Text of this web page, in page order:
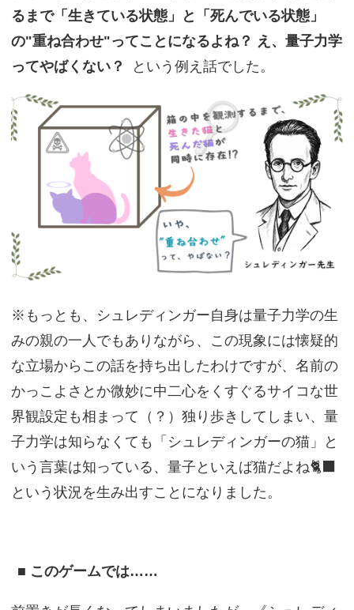
るまで「生きている状態」と「死んでいる状態」
の"重ね合わせ"ってことになるよね？ え、量子力学
ってやばくない？
という例え話でした。
※もっとも、シュレディンガー自身は量子力学の生
みの親の一人でもありながら、この現象には懐疑的
な立場からこの話を持ち出したわけですが、名前の
かっこよさとか微妙に中二心をくすぐるサイコな世
界観設定も相まって（？）独り歩きしてしまい、量
子力学は知らなくても「シュレディンガーの猫」と
いう言葉は知っている、量子といえば猫だよね🐈‍⬛
という状況を生み出すことになりました。
■ このゲームでは……